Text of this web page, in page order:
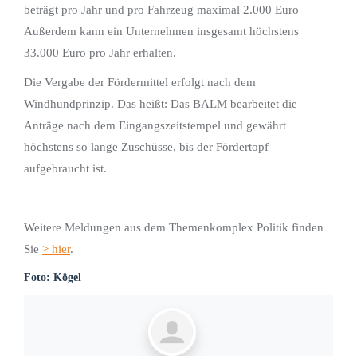
beträgt pro Jahr und pro Fahrzeug maximal 2.000 Euro
Außerdem kann ein Unternehmen insgesamt höchstens
33.000 Euro pro Jahr erhalten.
Die Vergabe der Fördermittel erfolgt nach dem
Windhundprinzip. Das heißt: Das BALM bearbeitet die
Anträge nach dem Eingangszeitstempel und gewährt
höchstens so lange Zuschüsse, bis der Fördertopf
aufgebraucht ist.
Weitere Meldungen aus dem Themenkomplex Politik finden
Sie > hier.
Foto: Kögel